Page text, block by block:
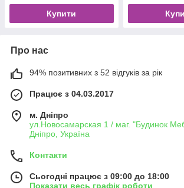
Купити
Про нас
94% позитивних з 52 відгуків за рік
Працює з 04.03.2017
м. Дніпро
ул.Новосамарская 1 / маг. "Будинок
Дніпро, Україна
Контакти
Сьогодні працює з 09:00 до 18:00
Показати весь графік роботи